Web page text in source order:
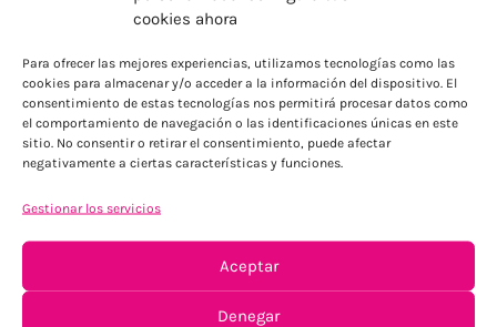
cookies ahora
Para ofrecer las mejores experiencias, utilizamos tecnologías como las
cookies para almacenar y/o acceder a la información del dispositivo. El
consentimiento de estas tecnologías nos permitirá procesar datos como
el comportamiento de navegación o las identificaciones únicas en este
sitio. No consentir o retirar el consentimiento, puede afectar
negativamente a ciertas características y funciones.
Gestionar los servicios
Aceptar
Denegar
ENVÍOS ECONÓMICOS
TU SATISFACCIÓN = LA NUESTRA
Tu confianza, nuestro objetivo